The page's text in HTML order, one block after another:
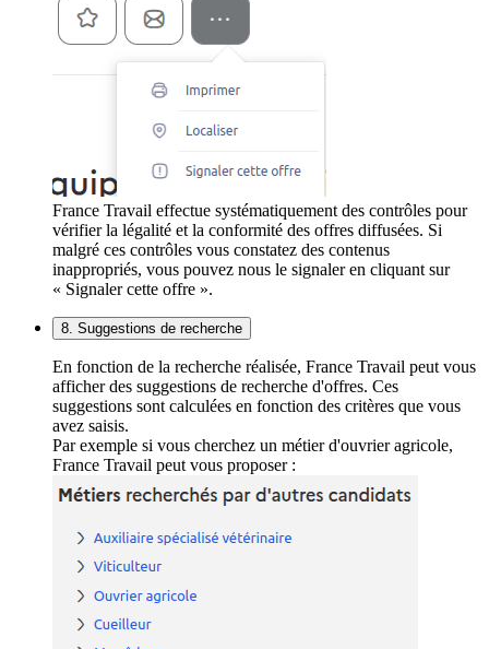
France Travail effectue systématiquement des contrôles pour
vérifier la légalité et la conformité des offres diffusées. Si
malgré ces contrôles vous constatez des contenus
inappropriés, vous pouvez nous le signaler en cliquant sur
« Signaler cette offre ».
8. Suggestions de recherche
En fonction de la recherche réalisée, France Travail peut vous
afficher des suggestions de recherche d'offres. Ces
suggestions sont calculées en fonction des critères que vous
avez saisis.
Par exemple si vous cherchez un métier d'ouvrier agricole,
France Travail peut vous proposer :